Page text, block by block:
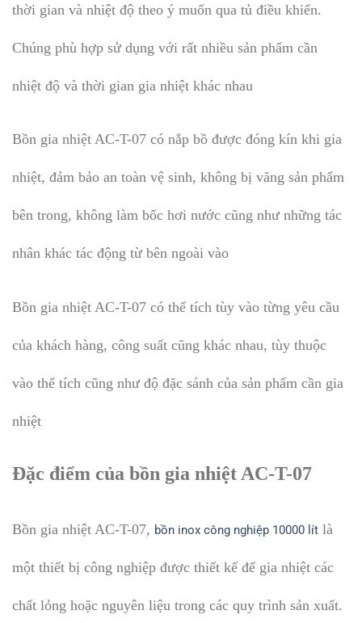
thời gian và nhiệt độ theo ý muốn qua tủ điều khiển.
Chúng phù hợp sử dụng với rất nhiều sản phẩm cần
nhiệt độ và thời gian gia nhiệt khác nhau
Bồn gia nhiệt AC-T-07 có nắp bồ được đóng kín khi gia
nhiệt, đảm bảo an toàn vệ sinh, không bị văng sản phẩm
bên trong, không làm bốc hơi nước cũng như những tác
nhân khác tác động từ bên ngoài vào
Bồn gia nhiệt AC-T-07 có thể tích tùy vào từng yêu cầu
của khách hàng, công suất cũng khác nhau, tùy thuộc
vào thể tích cũng như độ đặc sánh của sản phẩm cần gia
nhiệt
Đặc điểm của bồn gia nhiệt AC-T-07
Bồn gia nhiệt AC-T-07, bồn inox công nghiệp 10000 lít là
một thiết bị công nghiệp được thiết kế để gia nhiệt các
chất lỏng hoặc nguyên liệu trong các quy trình sản xuất.